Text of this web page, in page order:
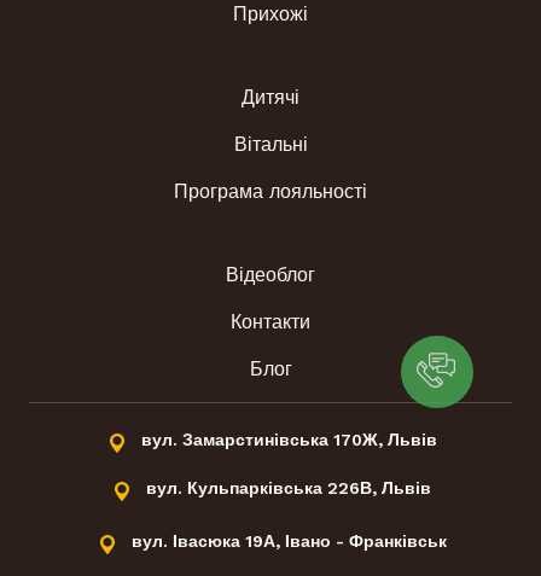
Прихожі
Дитячі
Вітальні
Програма лояльності
Відеоблог
Контакти
Блог
вул. Замарстинівська 170Ж, Львів
вул. Кульпарківська 226В, Львів
вул. Івасюка 19А, Івано - Франківськ